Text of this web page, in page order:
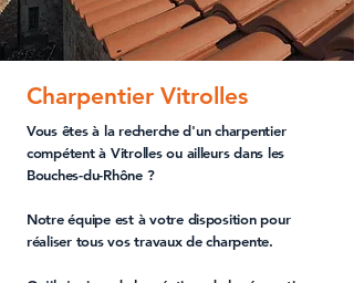
Charpentier Vitrolles
Vous êtes à la recherche d'uncharpentier
compétent à Vitrollesou ailleurs dans les
Bouches-du-Rhône ?
Notre équipe est à votre disposition pour
réaliser tous vostravaux de charpente.